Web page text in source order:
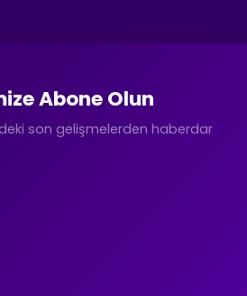
Abone Olun
son gelişmelerden haberdar